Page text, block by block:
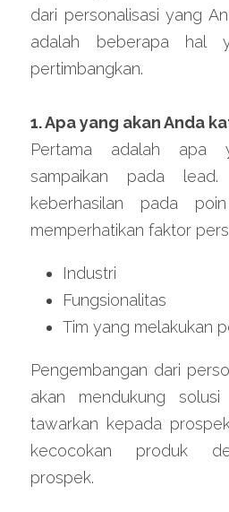
dari personalisasi yang
adalah beberapa hal
pertimbangkan.
1. Apa yang akan Anda
Pertama adalah apa
sampaikan pada lead.
keberhasilan pada
memperhatikan faktor
Industri
Fungsionalitas
Tim yang melakukan
Pengembangan dari
akan mendukung
tawarkan kepada
kecocokan produk
prospek.